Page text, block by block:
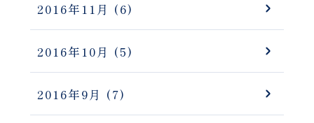
2016年11月 (6)
2016年10月 (5)
2016年9月 (7)